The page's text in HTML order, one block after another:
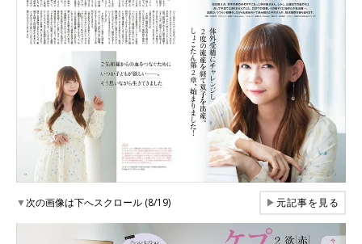
▼次の画像は下へスクロール (8/19) ▶元記事を見る